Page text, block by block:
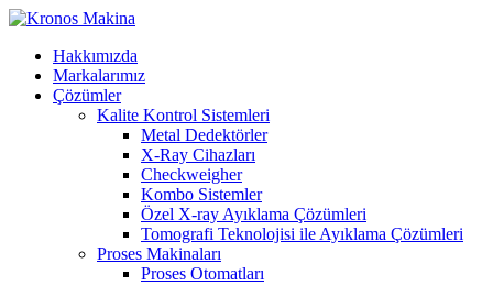
Hakkımızda
Markalarımız
Çözümler
Kalite Kontrol Sistemleri
Metal Dedektörler
X-Ray Cihazları
Checkweigher
Kombo Sistemler
Özel X-ray Ayıklama Çözümleri
Tomografi Teknolojisi ile Ayıklama Çözümleri
Proses Makinaları
Proses Otomatları